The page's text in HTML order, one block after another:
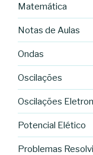
Matemática
Notas de Aulas
Ondas
Oscilações
Oscilações
Potencial Elético
Problemas